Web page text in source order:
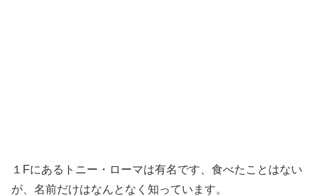
１Fにあるトニー・ローマは有名です、食べたことはない
が、名前だけはなんとなく知っています。